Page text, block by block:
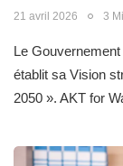
21 avril 2026 3
Le Gouvernement
établit sa Vision
2050 ». AKT for